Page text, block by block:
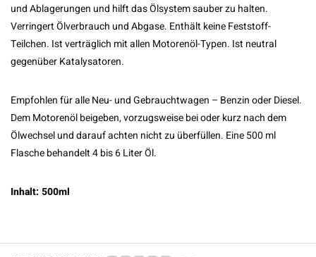
und Ablagerungen und hilft das Ölsystem sauber zu halten.
Verringert Ölverbrauch und Abgase. Enthält keine Feststoff-
Teilchen. Ist verträglich mit allen Motorenöl-Typen. Ist neutral
gegenüber Katalysatoren.
Empfohlen für alle Neu- und Gebrauchtwagen – Benzin oder Diesel.
Dem Motorenöl beigeben, vorzugsweise bei oder kurz nach dem
Ölwechsel und darauf achten nicht zu überfüllen. Eine 500 ml
Flasche behandelt 4 bis 6 Liter Öl.
Inhalt: 500ml